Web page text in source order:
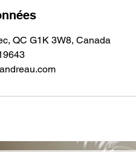
QC G1K 3W8, Canada